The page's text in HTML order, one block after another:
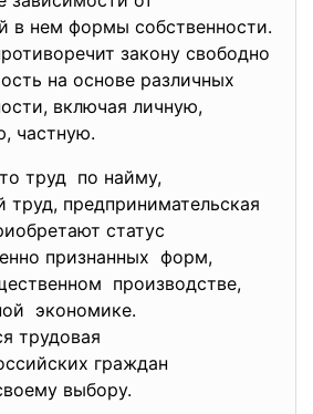
в нем формы собственности.
закону свободно
на основе различных
включая личную,
частную.
труд по найму,
труд, предпринимательская
статус
признанных форм,
производстве,
экономике.
трудовая
граждан
выбору.